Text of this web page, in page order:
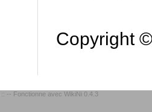
Copyright
:: -- Fonctionne avec WikiNi 0.4.3